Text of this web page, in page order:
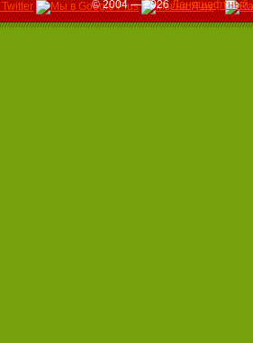
© 2004 — 2026Ландшафтный